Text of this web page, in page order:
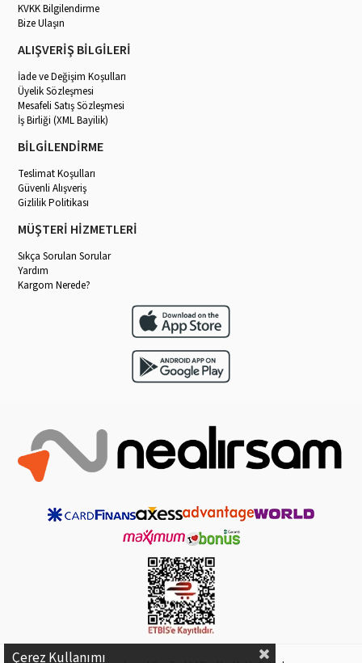
KVKK Bilgilendirme
Bize Ulaşın
ALIŞVERİŞ BİLGİLERİ
İade ve Değişim Koşulları
Üyelik Sözleşmesi
Mesafeli Satış Sözleşmesi
İş Birliği (XML Bayilik)
BİLGİLENDİRME
Teslimat Koşulları
Güvenli Alışveriş
Gizlilik Politikası
MÜŞTERİ HİZMETLERİ
Sıkça Sorulan Sorular
Yardım
Kargom Nerede?
Çerez Kullanımı